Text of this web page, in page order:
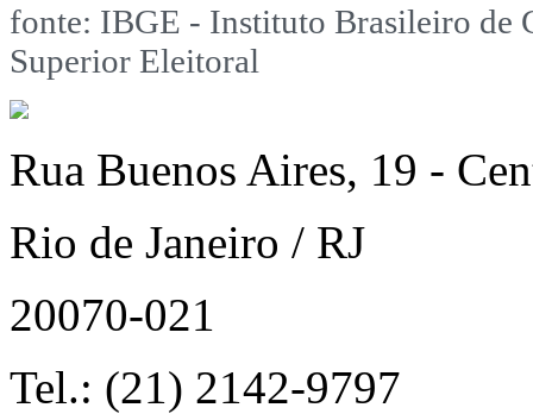
fonte: IBGE - Instituto Brasileiro de
Superior Eleitoral
Rua Buenos Aires, 19 -
Rio de Janeiro / RJ
20070-021
Tel.: (21) 2142-9797